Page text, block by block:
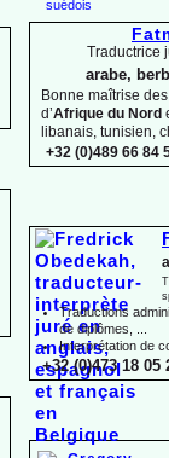
Traductrice
arabe,
Bonne maîtrise
d’Afrique du Nord
libanais, tunisien,
+32 (0)489 66 84
Traductions
de diplômes, ...
Interprétation de
+32 (0)473 18 05